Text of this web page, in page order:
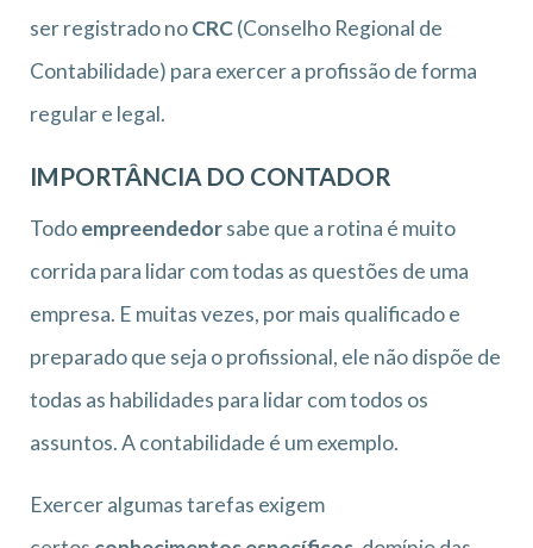
ser registrado noCRC(Conselho Regional de
Contabilidade) para exercer a profissão de forma
regular e legal.
IMPORTÂNCIA DO CONTADOR
Todoempreendedorsabe que a rotina é muito
corrida para lidar com todas as questões de uma
empresa. E muitas vezes, por mais qualificado e
preparado que seja o profissional, ele não dispõe de
todas as habilidades para lidar com todos os
assuntos. A contabilidade é um exemplo.
Exercer algumas tarefas exigem